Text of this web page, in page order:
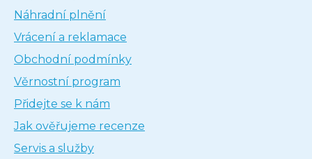
Náhradní plnění
Vrácení a reklamace
Obchodní podmínky
Věrnostní program
Přidejte se k nám
Jak ověřujeme recenze
Servis a služby